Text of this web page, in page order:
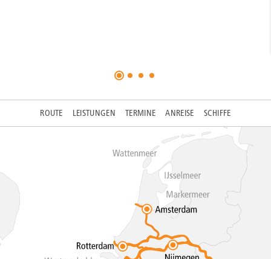
ROUTE LEISTUNGEN TERMINE ANREISE SCHIFFE